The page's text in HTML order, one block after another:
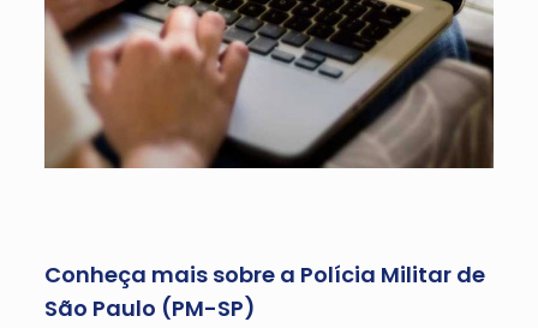
Conheça mais sobre a Polícia Militar de
São Paulo (PM-SP)